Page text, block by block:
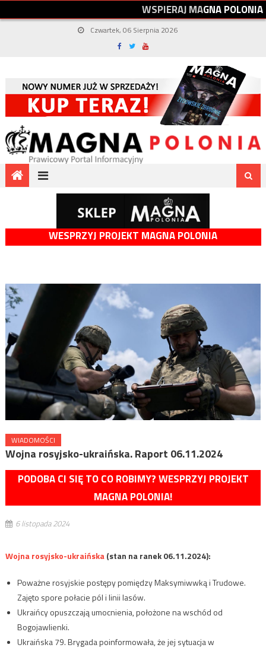
WSPIERAJMAGNAPOLONIA
Czwartek, 06 Sierpnia 2026
WESPRZYJ PROJEKT MAGNA POLONIA
WIADOMOŚCI
Wojna rosyjsko-ukraińska. Raport 06.11.2024
PODOBA CI SIĘ TO CO ROBIMY? WESPRZYJ PROJEKT
MAGNA POLONIA!
6 listopada 2024
Wojna rosyjsko-ukraińska(stan na ranek 06.11.2024):
Poważne rosyjskie postępy pomiędzy Maksymiwwką i Trudowe.
Zajęto spore połacie pól i linii lasów.
Ukraińcy opuszczają umocnienia, położone na wschód od
Bogojawlienki.
Ukraińska 79. Brygada poinformowała, że jej sytuacja w